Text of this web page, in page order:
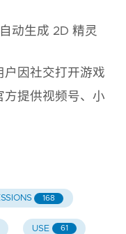
动生成 2D 精灵
户因社交打开游戏
方提供视频号、小
168
USE 61